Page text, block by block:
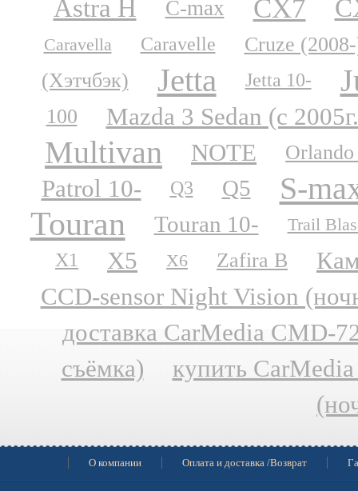
Astra H C-max CX7
Caravella Caravelle
Cruze
(Хэтчбэк)
Jetta Jetta 10-
100 Mazda 3 Sedan (с
Multivan NOTE
Patrol 10- Q3 Q5 S-
Touran Touran 10- Trail
X1 X5 X6 Zafira B
CCD-sensor Night Vision
доставка CarMedia CMD-
съёмка)
купить
О компании Оплата и доставка /Возврат